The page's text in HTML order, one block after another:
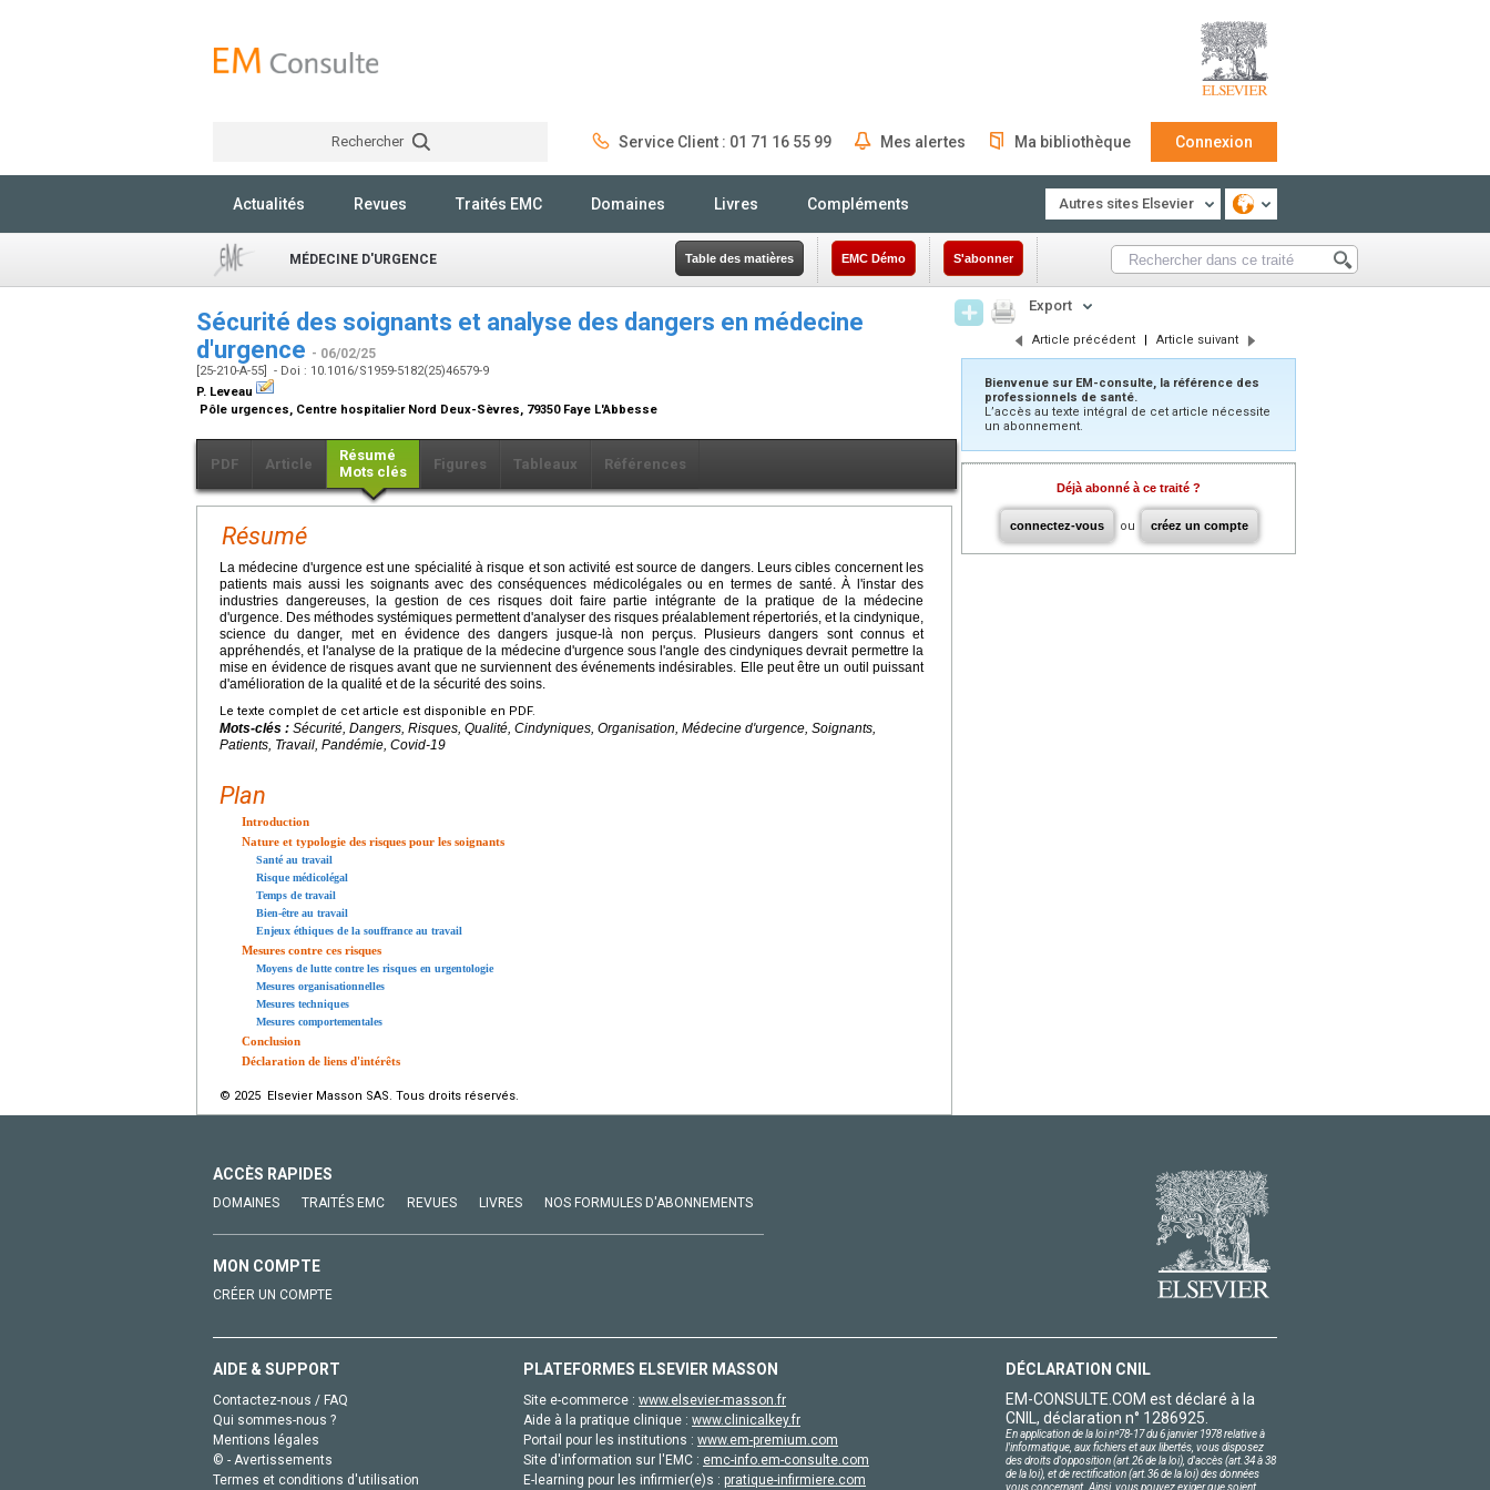
Rechercher Service Client : 01 71 16 55 99 Mes alertes Ma bibliothèque Connexion
Actualités Revues Traités EMC Domaines Livres Compléments Autres sites Elsevier
MÉDECINE D'URGENCE Table des matières EMC Démo S'abonner
Sécurité des soignants et analyse des dangers en médecine
d'urgence - 06/02/25
[25-210-A-55] - Doi : 10.1016/S1959-5182(25)46579-9
P. Leveau
Pôle urgences, Centre hospitalier Nord Deux-Sèvres, 79350 Faye L'Abbesse
PDF Article
Résumé
Mots clés
Figures Tableaux Références
Résumé
La médecine d'urgence est une spécialité à risque et son activité est source de dangers. Leurs cibles concernent les
patients mais aussi les soignants avec des conséquences médicolégales ou en termes de santé. À l'instar des
industries dangereuses, la gestion de ces risques doit faire partie intégrante de la pratique de la médecine
d'urgence. Des méthodes systémiques permettent d'analyser des risques préalablement répertoriés, et la cindynique,
science du danger, met en évidence des dangers jusque-là non perçus. Plusieurs dangers sont connus et
appréhendés, et l'analyse de la pratique de la médecine d'urgence sous l'angle des cindyniques devrait permettre la
mise en évidence de risques avant que ne surviennent des événements indésirables. Elle peut être un outil puissant
d'amélioration de la qualité et de la sécurité des soins.
Le texte complet de cet article est disponible en PDF.
Mots-clés : Sécurité, Dangers, Risques, Qualité, Cindyniques, Organisation, Médecine d'urgence, Soignants,
Patients, Travail, Pandémie, Covid-19
Plan
Introduction
Nature et typologie des risques pour les soignants
Santé au travail
Risque médicolégal
Temps de travail
Bien-être au travail
Enjeux éthiques de la souffrance au travail
Mesures contre ces risques
Moyens de lutte contre les risques en urgentologie
Mesures organisationnelles
Mesures techniques
Mesures comportementales
Conclusion
Déclaration de liens d'intérêts
© 2025 Elsevier Masson SAS. Tous droits réservés.
Export
Article précédent | Article suivant
Bienvenue sur EM-consulte, la référence des
professionnels de santé.
L’accès au texte intégral de cet article nécessite
un abonnement.
Déjà abonné à ce traité ?
connectez-vous ou créez un compte
ACCÈS RAPIDES
DOMAINES TRAITÉS EMC REVUES LIVRES NOS FORMULES D'ABONNEMENTS
MON COMPTE
CRÉER UN COMPTE
AIDE & SUPPORT
Contactez-nous / FAQ
Qui sommes-nous ?
Mentions légales
© - Avertissements
Termes et conditions d'utilisation
PLATEFORMES ELSEVIER MASSON
Site e-commerce : www.elsevier-masson.fr
Aide à la pratique clinique : www.clinicalkey.fr
Portail pour les institutions : www.em-premium.com
Site d'information sur l'EMC : emc-info.em-consulte.com
E-learning pour les infirmier(e)s : pratique-infirmiere.com
DÉCLARATION CNIL
EM-CONSULTE.COM est déclaré à la
CNIL, déclaration n° 1286925.
En application de la loi nº78-17 du 6 janvier 1978 relative à
l'informatique, aux fichiers et aux libertés, vous disposez
des droits d'opposition (art.26 de la loi), d'accès (art.34 à 38
de la loi), et de rectification (art.36 de la loi) des données
vous concernant. Ainsi, vous pouvez exiger que soient